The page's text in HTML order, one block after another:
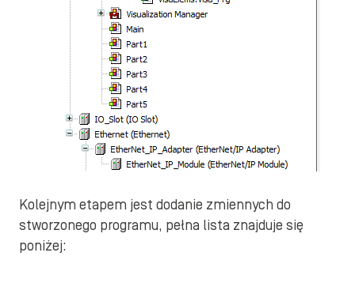
Kolejnym etapem jest dodanie zmiennych do
stworzonego programu, pełna lista znajduje się
poniżej: